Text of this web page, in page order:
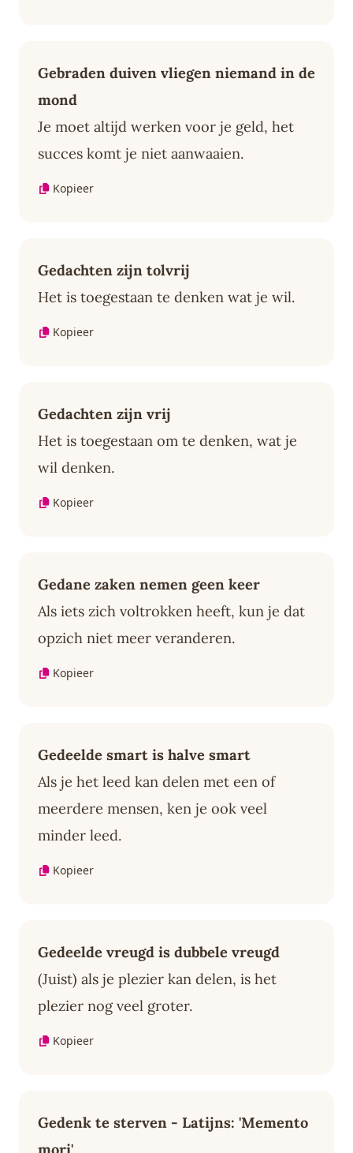
Gebraden duiven vliegen niemand in de
mond
Je moet altijd werken voor je geld, het
succes komt je niet aanwaaien.
Kopieer
Gedachten zijn tolvrij
Het is toegestaan te denken wat je wil.
Kopieer
Gedachten zijn vrij
Het is toegestaan om te denken, wat je
wil denken.
Kopieer
Gedane zaken nemen geen keer
Als iets zich voltrokken heeft, kun je dat
opzich niet meer veranderen.
Kopieer
Gedeelde smart is halve smart
Als je het leed kan delen met een of
meerdere mensen, ken je ook veel
minder leed.
Kopieer
Gedeelde vreugd is dubbele vreugd
(Juist) als je plezier kan delen, is het
plezier nog veel groter.
Kopieer
Gedenk te sterven - Latijns: 'Memento